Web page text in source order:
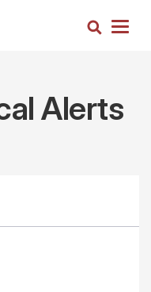
Cerca
Alerts